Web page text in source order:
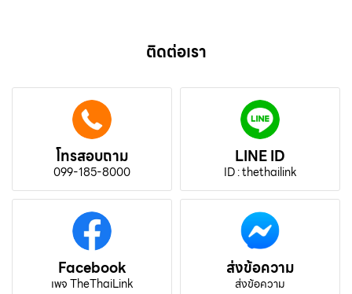
ติดต่อเรา
โทรสอบถาม
099-185-8000
LINE ID
ID : thethailink
Facebook
เพจ TheThaiLink
ส่งข้อความ
ส่งข้อความ